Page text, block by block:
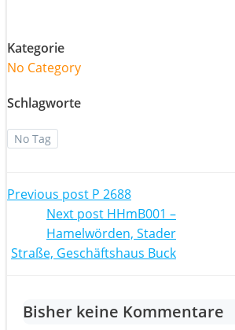
Kategorie
No Category
Schlagworte
No Tag
Post
navigation
Previous post P 2688
Post
navigation
Next post HHmB001 –
Hamelwörden, Stader
Straße, Geschäftshaus Buck
Bisher keine Kommentare